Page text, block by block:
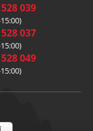
039
037
049